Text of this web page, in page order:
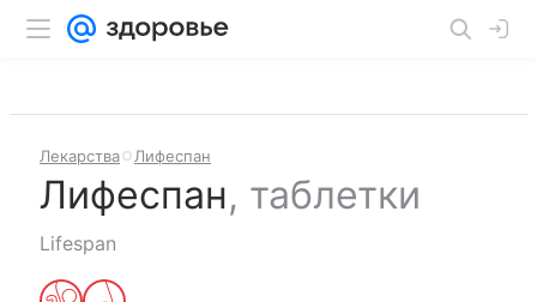
Лекарства Лифеспан
Лифеспан, таблетки
Lifespan